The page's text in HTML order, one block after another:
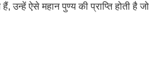
ऐसे महान पुण्य की प्राप्ति होती है जो